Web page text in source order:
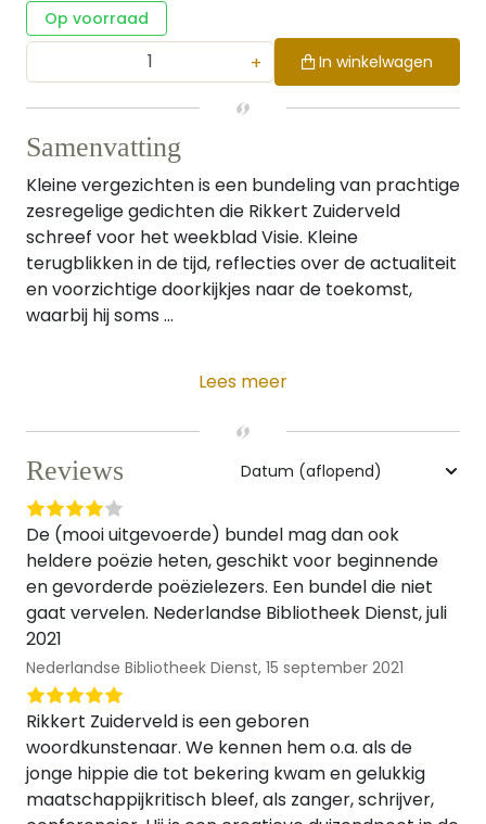
Op voorraad
+ In winkelwagen
Samenvatting
Kleine vergezichten is een bundeling van prachtige
zesregelige gedichten die Rikkert Zuiderveld
schreef voor het weekblad Visie. Kleine
terugblikken in de tijd, reflecties over de actualiteit
en voorzichtige doorkijkjes naar de toekomst,
waarbij hij soms ...
Lees meer
Reviews
De (mooi uitgevoerde) bundel mag dan ook
heldere poëzie heten, geschikt voor beginnende
en gevorderde poëzielezers. Een bundel die niet
gaat vervelen. Nederlandse Bibliotheek Dienst, juli
2021
Nederlandse Bibliotheek Dienst, 15 september 2021
Rikkert Zuiderveld is een geboren
woordkunstenaar. We kennen hem o.a. als de
jonge hippie die tot bekering kwam en gelukkig
maatschappijkritisch bleef, als zanger, schrijver,